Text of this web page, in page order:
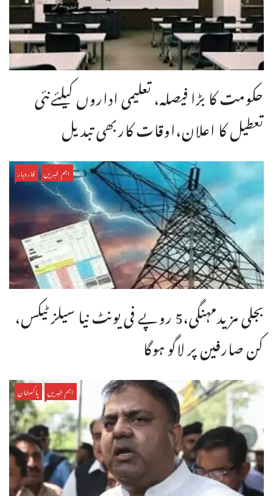
حکومت کا بڑا فیصلہ، تعلیمی اداروں کیلئےنئی
تعطیل کا اعلان،اوقات کاربھی تبدیل
اہم خبریں کاروبار
بجلی مزیدمہنگی،5 روپے فی یونٹ نیا سیلز ٹیکس،
کن صارفین پر لاگو ہوگا
اہم خبریں پاکستان